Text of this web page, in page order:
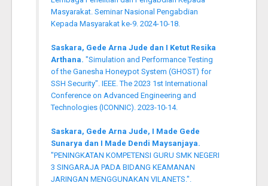
Masyarakat. Seminar Nasional Pengabdian
Kepada Masyarakat ke-9. 2024-10-18.
Saskara, Gede Arna Jude dan I Ketut Resika
Arthana. "Simulation and Performance Testing
of the Ganesha Honeypot System (GHOST) for
SSH Security". IEEE. The 2023 1st International
Conference on Advanced Engineering and
Technologies (ICONNIC). 2023-10-14.
Saskara, Gede Arna Jude, I Made Gede
Sunarya dan I Made Dendi Maysanjaya.
"PENINGKATAN KOMPETENSI GURU SMK NEGERI
3 SINGARAJA PADA BIDANG KEAMANAN
JARINGAN MENGGUNAKAN VILANETS.".